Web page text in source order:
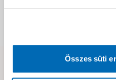
Összes süti